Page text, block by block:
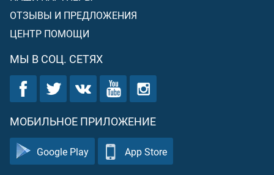
ОТЗЫВЫ И ПРЕДЛОЖЕНИЯ
ЦЕНТР ПОМОЩИ
МЫ В СОЦ. СЕТЯХ
МОБИЛЬНОЕ ПРИЛОЖЕНИЕ
Google Play App Store